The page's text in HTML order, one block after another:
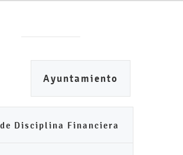
Ayuntamiento
Disciplina Financiera